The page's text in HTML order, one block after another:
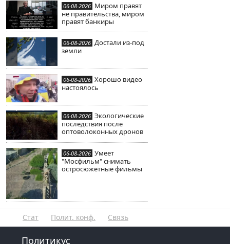
06-08-2026 Миром правят
не правительства, миром
правят банкиры
06-08-2026 Достали из-под
земли
06-08-2026 Хорошо видео
настоялось
06-08-2026 Экологические
последствия после
оптоволоконных дронов
06-08-2026 Умеет
"Мосфильм" снимать
остросюжетные фильмы
Стат Полит. конф. Связь
Политикус